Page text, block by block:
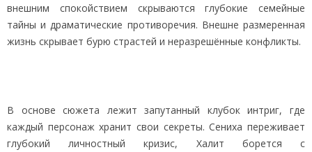
внешним спокойствием скрываются глубокие семейные
тайны и драматические противоречия. Внешне размеренная
жизнь скрывает бурю страстей и неразрешённые конфликты.
В основе сюжета лежит запутанный клубок интриг, где
каждый персонаж хранит свои секреты. Сениха переживает
глубокий личностный кризис, Халит борется с